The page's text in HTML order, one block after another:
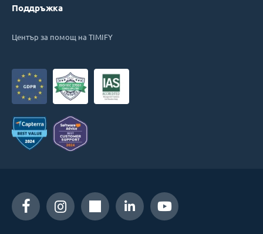
Поддръжка
Център за помощ на TIMIFY